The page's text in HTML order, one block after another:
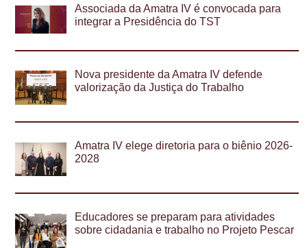
Associada da Amatra IV é convocada para
integrar a Presidência do TST
Nova presidente da Amatra IV defende
valorização da Justiça do Trabalho
Amatra IV elege diretoria para o biênio 2026-
2028
Educadores se preparam para atividades
sobre cidadania e trabalho no Projeto Pescar